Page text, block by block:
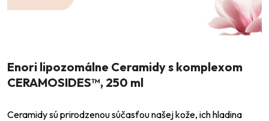
Enori lipozomálne Ceramidy s komplexom
CERAMOSIDES™, 250 ml
Ceramidy sú prirodzenou súčasťou našej kože, ich hladina